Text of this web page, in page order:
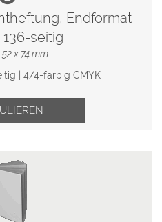
Endformat
136-seitig
x 74 mm
| 4/4-farbig CMYK